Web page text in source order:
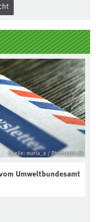
Quelle: maria_a / Photocase.de
Umweltbundesamt